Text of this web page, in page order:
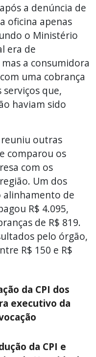
a denúncia de
oficina apenas
o Ministério
era de
a consumidora
uma cobrança
serviços que,
haviam sido
outras
comparou os
com os
Um dos
alinhamento de
R$ 4.095,
de R$ 819.
pelo órgão,
R$ 150 e R$
da CPI dos
executivo da
da CPI e